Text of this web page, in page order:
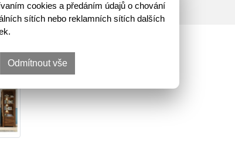
Do košíku
cookies a předáním údajů o chování
sítích nebo reklamních sítích dalších
Odmítnout vše